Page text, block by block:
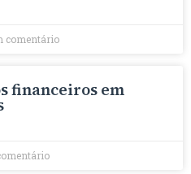
comentário
financeiros em